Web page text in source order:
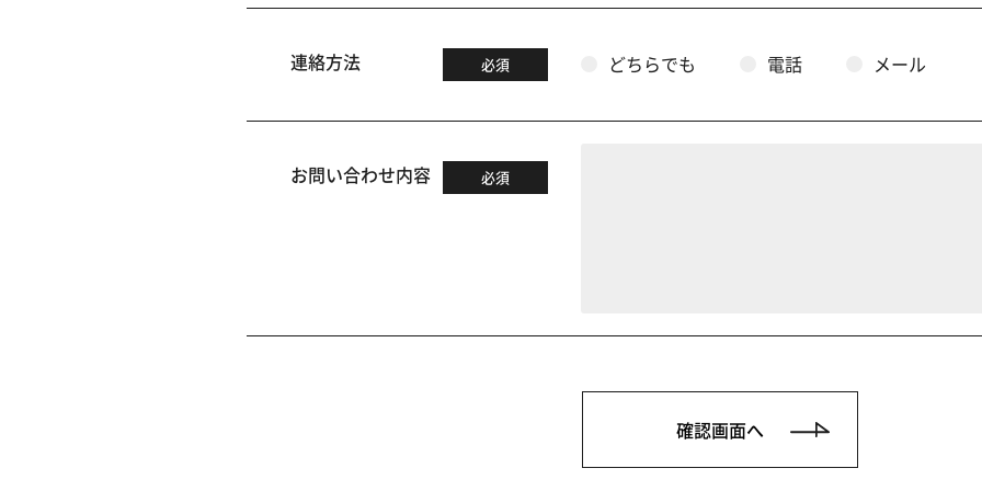
連絡方法 必須 どちらでも 電話 メール
お問い合わせ内容 必須